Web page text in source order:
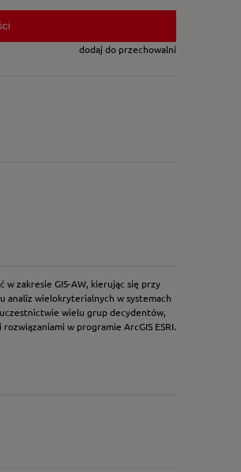
dodaj do przechowalni
zakresie GIS-AW, kierując się przy
analiz wielokryterialnych w systemach
wielu grup decydentów,
w programie ArcGIS ESRI.